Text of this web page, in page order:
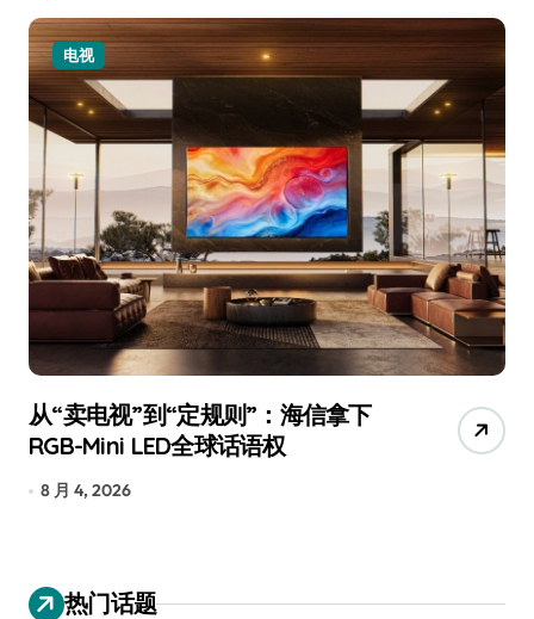
电视
从“卖电视”到“定规则”：海信拿下
RGB-Mini LED全球话语权
8 月 4, 2026
热门话题